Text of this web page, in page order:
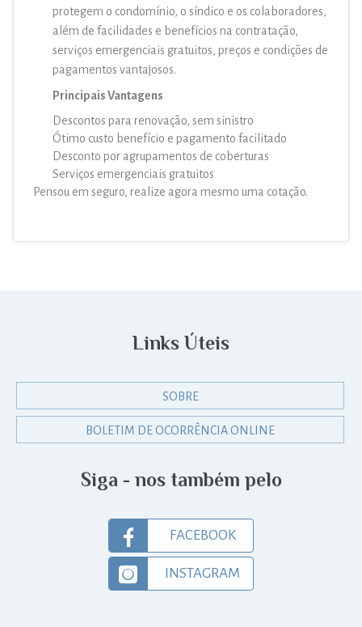
protegem o condomínio, o síndico e os colaboradores,
além de facilidades e benefícios na contratação,
serviços emergenciais gratuitos, preços e condições de
pagamentos vantajosos.
Principais Vantagens
Descontos para renovação, sem sinistro
Ótimo custo benefício e pagamento facilitado
Desconto por agrupamentos de coberturas
Serviços emergenciais gratuitos
Pensou em seguro, realize agora mesmo uma cotação.
Links Úteis
SOBRE
BOLETIM DE OCORRÊNCIA ONLINE
Siga - nos também pelo
FACEBOOK
INSTAGRAM